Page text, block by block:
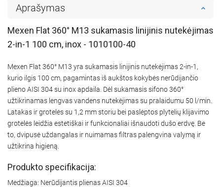
Aprašymas
Mexen Flat 360° M13 sukamasis linijinis nutekėjimas
2-in-1 100 cm, inox - 1010100-40
Mexen Flat 360° M13 yra sukamasis linijinis nutekėjimas 2-in-1,
kurio ilgis 100 cm, pagamintas iš aukštos kokybės nerūdijančio
plieno AISI 304 su inox apdaila. Dėl sukamasis sifono 360°
užtikrinamas lengvas vandens nutekėjimas su pralaidumu 50 l/min.
Latakas ir grotelės su 1,2 mm storiu bei paslėptos plytelių klijavimo
grotelės leidžia estetiškai ir funkcionaliai išnaudoti dušo erdvę. Be
to, dvipusė uždangalas ir nuimamas filtras palengvina valymą ir
užtikrina higieną.
Produkto specifikacija:
Medžiaga: Nerūdijantis plienas AISI 304